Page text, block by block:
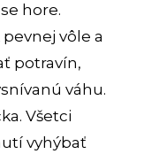
hore.
vôle a
potravín,
váhu.
Všetci
vyhýbať